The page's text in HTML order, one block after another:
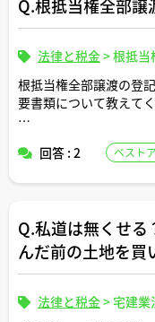
Q.根抵当権全部譲
法律と税金>根抵当
根抵当権全部譲渡の登
要書類について教えてく
回答 : 2
ベスト
Q.私道は無くせる
んだ前の土地を買
法律と税金>宅建業